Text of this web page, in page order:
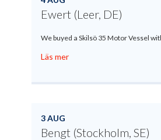
Ewert (Leer, DE)
We buyed a Skilsö 35 Motor Vessel
Läs mer
3 AUG
Bengt (Stockholm, SE)